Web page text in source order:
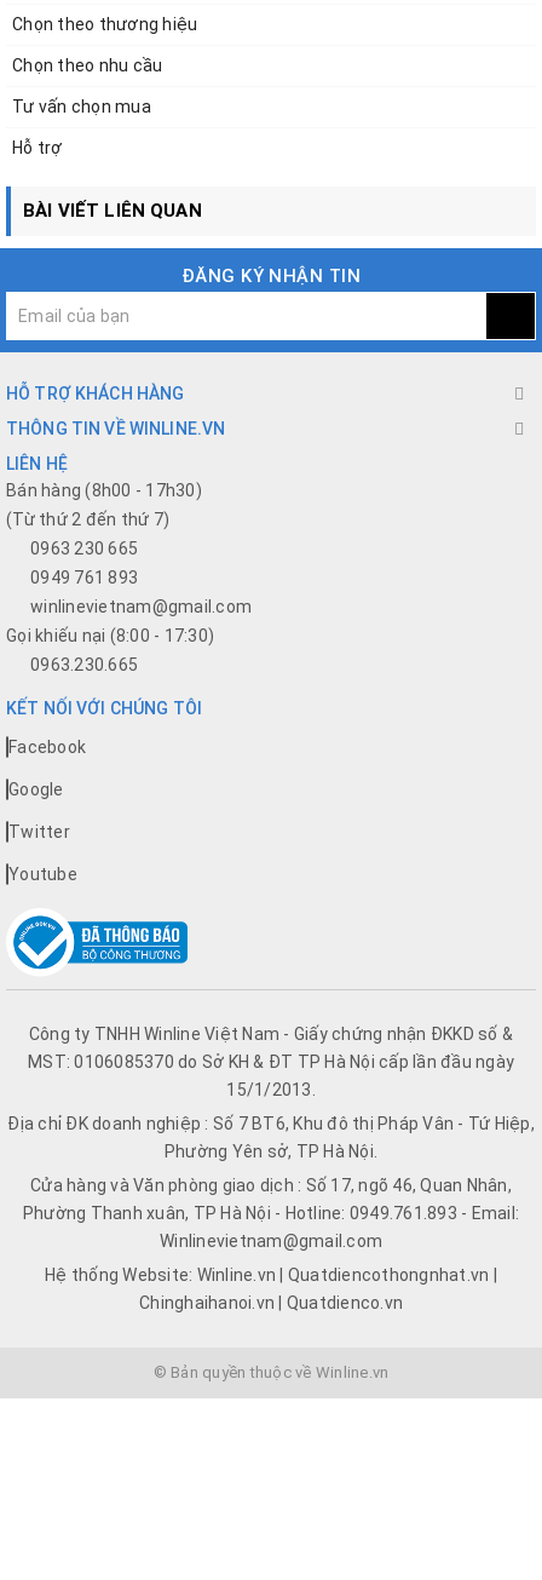
Chọn theo thương hiệu
Chọn theo nhu cầu
Tư vấn chọn mua
Hỗ trợ
BÀI VIẾT LIÊN QUAN
ĐĂNG KÝ NHẬN TIN
HỖ TRỢ KHÁCH HÀNG
THÔNG TIN VỀ WINLINE.VN
LIÊN HỆ
Bán hàng (8h00 - 17h30)
(Từ thứ 2 đến thứ 7)
0963 230 665
0949 761 893
winlinevietnam@gmail.com
Gọi khiếu nại (8:00 - 17:30)
0963.230.665
KẾT NỐI VỚI CHÚNG TÔI
Facebook
Google
Twitter
Youtube
Công ty TNHH Winline Việt Nam - Giấy chứng nhận ĐKKD số &
MST: 0106085370 do Sở KH & ĐT TP Hà Nội cấp lần đầu ngày
15/1/2013.
Địa chỉ ĐK doanh nghiệp : Số 7 BT6, Khu đô thị Pháp Vân - Tứ Hiệp,
Phường Yên sở, TP Hà Nội.
Cửa hàng và Văn phòng giao dịch : Số 17, ngõ 46, Quan Nhân,
Phường Thanh xuân, TP Hà Nội - Hotline: 0949.761.893 - Email:
Winlinevietnam@gmail.com
Hệ thống Website: Winline.vn | Quatdiencothongnhat.vn |
Chinghaihanoi.vn | Quatdienco.vn
© Bản quyền thuộc về Winline.vn